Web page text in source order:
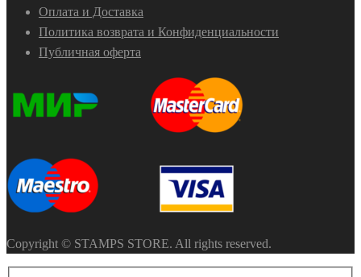
Оплата и Доставка
Политика возврата и Конфиденциальности
Публичная оферта
Copyright © STAMPS STORE. All rights reserved.